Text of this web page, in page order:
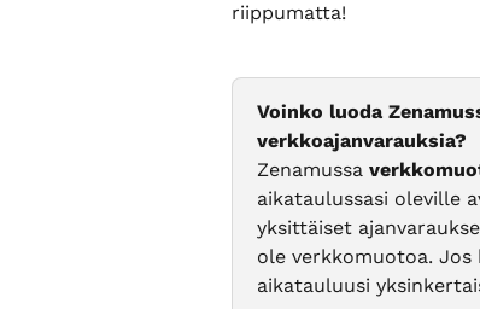
riippumatta!
Voinko luoda
verkkoajanvarauksia?
Zenamussa
aikataulussasi oleville
yksittäiset
ole verkkomuotoa.
aikatauluusi